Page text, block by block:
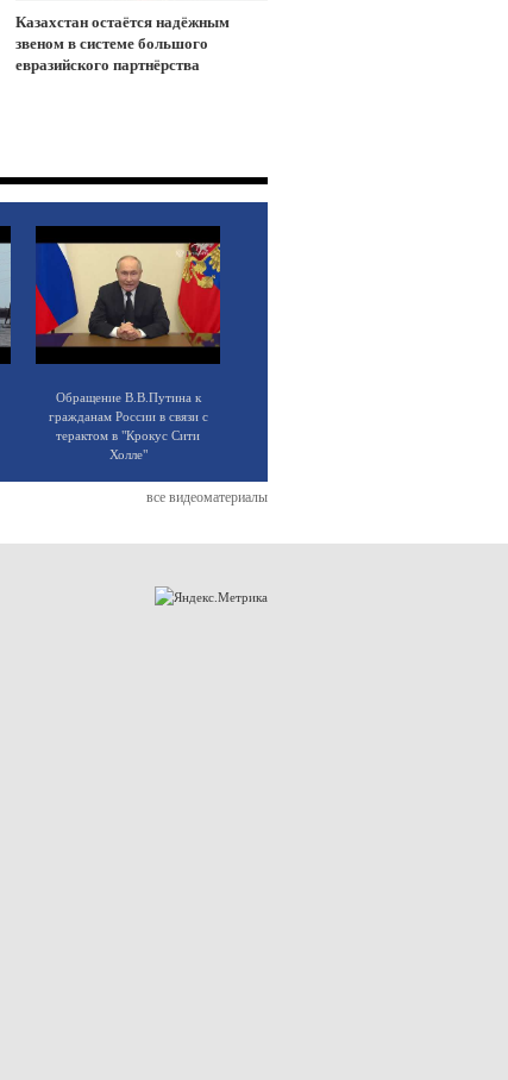
Казахстан остаётся надёжным
звеном в системе большого
евразийского партнёрства
Обращение В.В.Путина к
гражданам России в связи с
терактом в "Крокус Сити
Холле"
все видеоматериалы